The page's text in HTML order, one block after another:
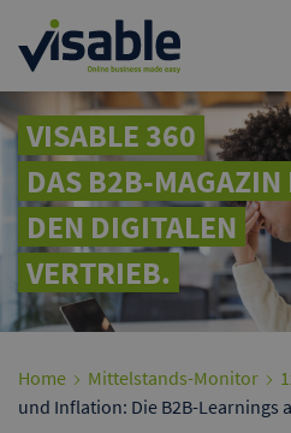
VISABLE 360
DAS B2B-MAGAZIN
DEN DIGITALEN
VERTRIEB.
Home Mittelstands-Monitor
und Inflation: Die B2B-Learnings